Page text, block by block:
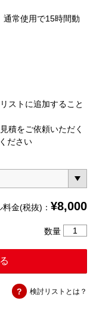
通常使用で15時間動
ストに追加すること
積をご依頼いただく
ださい
料金(税抜)： ¥8,000
数量
長
検討リストとは？